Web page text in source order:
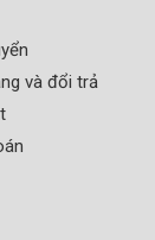
và đổi trả